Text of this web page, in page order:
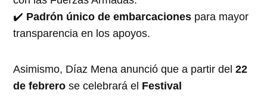
✔️ Padrón único de embarcaciones para mayor
transparencia en los apoyos.
Asimismo, Díaz Mena anunció que a partir del22
de febrero se celebrará el Festival